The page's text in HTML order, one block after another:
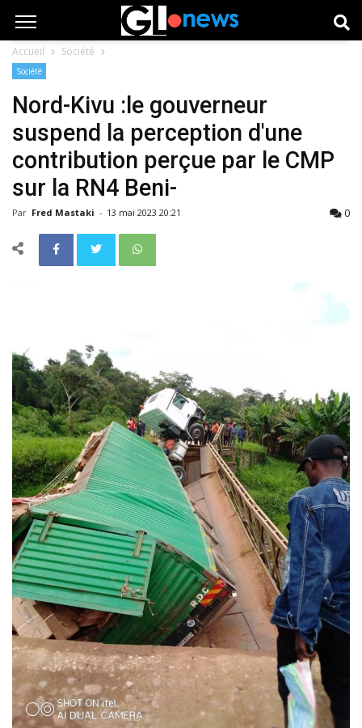
Accueil Société
Société
Nord-Kivu :le gouverneur
suspend la perception d'une
contribution perçue par le CMP
sur la RN4 Beni-
Par Fred Mastaki - 13 mai 2023 20:21 0